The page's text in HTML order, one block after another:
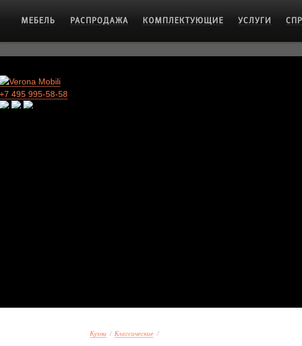
МЕБЕЛЬ РАСПРОДАЖА КОМПЛЕКТУЮЩИЕ УСЛУГИ
495 995-58-58
Кухни / Классические /